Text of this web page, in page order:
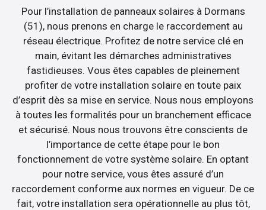
Pour l’installation de panneaux solaires à Dormans
(51), nous prenons en charge le raccordement au
réseau électrique. Profitez de notre service clé en
main, évitant les démarches administratives
fastidieuses. Vous êtes capables de pleinement
profiter de votre installation solaire en toute paix
d’esprit dès sa mise en service. Nous nous employons
à toutes les formalités pour un branchement efficace
et sécurisé. Nous nous trouvons être conscients de
l’importance de cette étape pour le bon
fonctionnement de votre système solaire. En optant
pour notre service, vous êtes assuré d’un
raccordement conforme aux normes en vigueur. De ce
fait, votre installation sera opérationnelle au plus tôt,